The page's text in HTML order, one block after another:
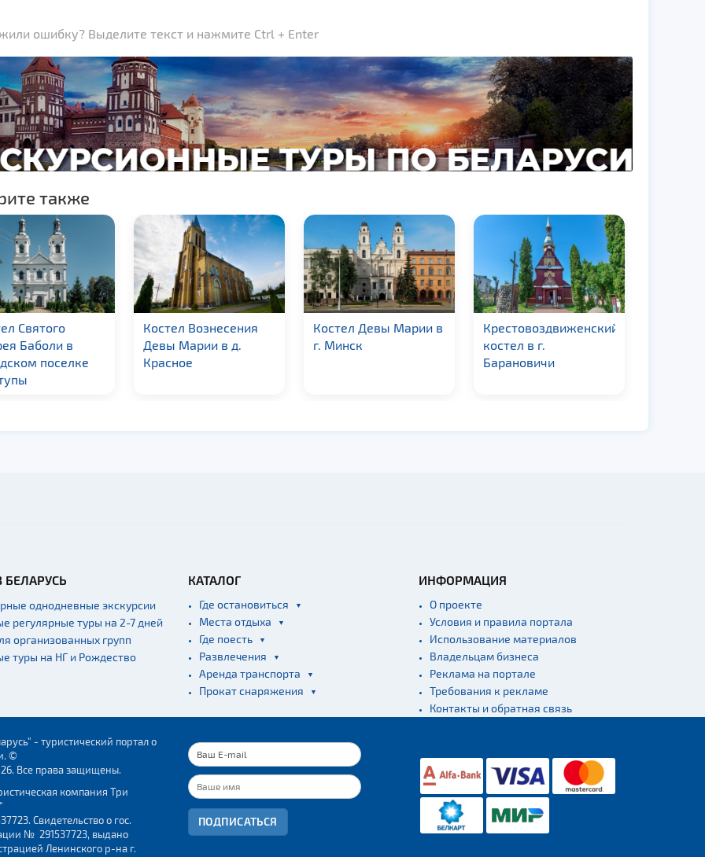
ошибку? Выделите текст и нажмите Ctrl + Enter
также
Святого
Баболи в
поселке
Костел Вознесения
Девы Марии в д.
Красное
Костел Девы Марии в
г. Минск
Крестовоздвиженский
костел в г.
Барановичи
БЕЛАРУСЬ
однодневные экскурсии
регулярные туры на 2-7 дней
организованных групп
туры на НГ и Рождество
КАТАЛОГ
Где остановиться
Места отдыха
Где поесть
Развлечения
Аренда транспорта
Прокат снаряжения
ИНФОРМАЦИЯ
О проекте
Условия и правила портала
Использование материалов
Владельцам бизнеса
Реклама на портале
Требования к рекламе
Контакты и обратная связь
- туристический портал о
©
Все права защищены.
компания Три
Свидетельство о гос.
№ 291537723, выдано
Ленинского р-на г.
ПОДПИСАТЬСЯ